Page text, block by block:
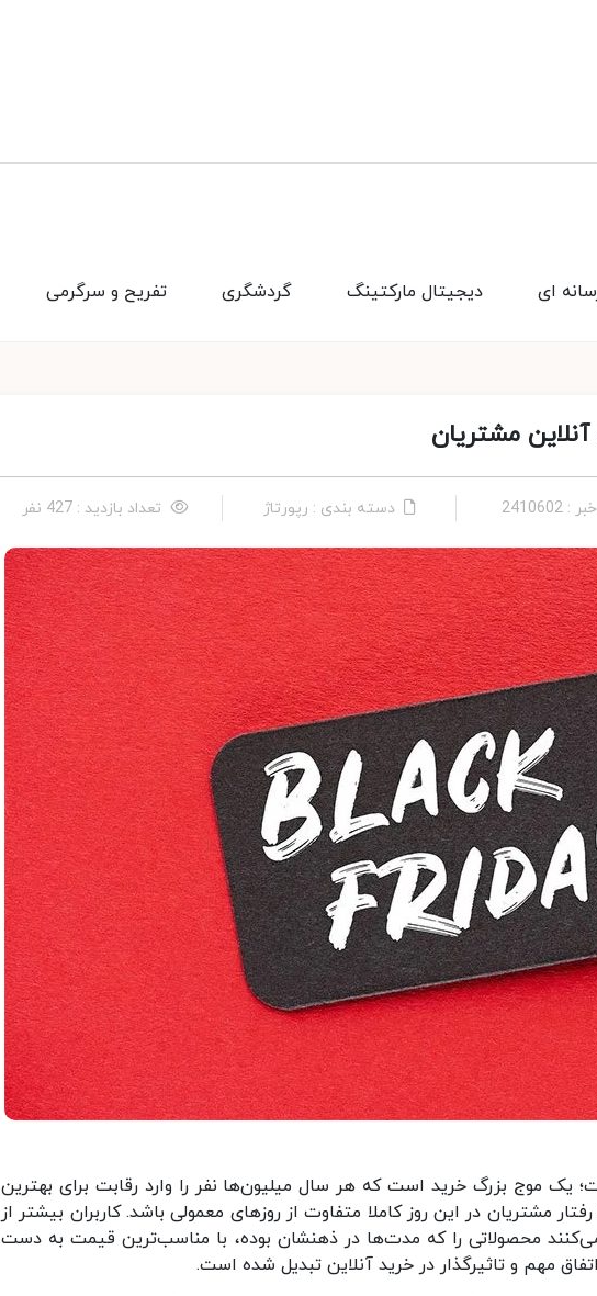
تفریح و سرگرمی گردشگری دیجیتال مارکتینگ ای
مشتریان
2410602 دسته بندی : رپورتاژ تعداد بازدید : 427 نفر
یک موج بزرگ خرید است که هر سال میلیون‌ها نفر را وارد رقابت برای بهترین
مشتریان در این روز کاملا متفاوت از روزهای معمولی باشد. کاربران بیشتر از
محصولاتی را که مدت‌ها در ذهنشان بوده، با مناسب‌ترین قیمت به دست
مهم و تاثیرگذار در خرید آنلاین تبدیل شده است.